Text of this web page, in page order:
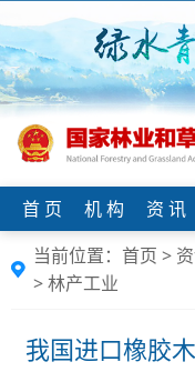
首 页 机 构 资 讯
当前位置： 首页 >
>林产工业
我国进口橡胶